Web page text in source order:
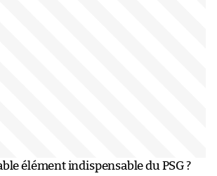
élément indispensable du PSG ?